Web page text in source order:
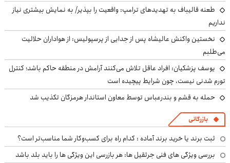
طعنه قالیباف به تهدیدهای ترامپ: واقعیت را بپذیر/ به نمایش بیشتری نیاز
نداریم
نخستین واکنش عالیشاه پس از جدایی از پرسپولیس: از هواداران حلالیت
می‌طلبم
یوسف پزشکیان: افراد عاقل تلاش می‌کنند آرامش در منطقه حاکم باشد؛ کنترل
تورم شدنی نیست، چون شرایط پیچیده است
حمله به قشم و بندرعباس توسط معاون استاندار هرمزگان تکذیب شد
بازرگانی
ثبت برند یا خرید برند آماده : کدام راه برای کسب‌وکار شما مناسب‌تر است؟
بررسی ویژگی های فنی جرثقیل ها: هر بازرسی این ویژگی ها را باید بلد باشد